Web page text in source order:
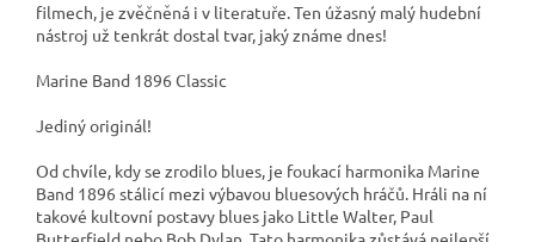
filmech, je zvěčněná i v literatuře. Ten úžasný malý hudební
nástroj už tenkrát dostal tvar, jaký známe dnes!
Marine Band 1896 Classic
Jediný originál!
Od chvíle, kdy se zrodilo blues, je foukací harmonika Marine
Band 1896 stálicí mezi výbavou bluesových hráčů. Hráli na ní
takové kultovní postavy blues jako Little Walter, Paul